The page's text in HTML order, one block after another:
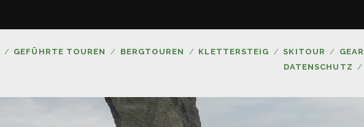
GEFÜHRTE TOUREN BERGTOUREN KLETTERSTEIG SKITOUR GEAR
DATENSCHUTZ